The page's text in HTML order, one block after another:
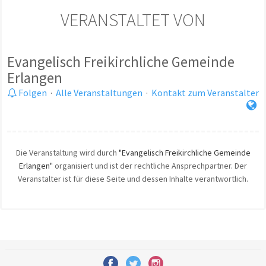
VERANSTALTET VON
Evangelisch Freikirchliche Gemeinde
Erlangen
Folgen · Alle Veranstaltungen · Kontakt zum Veranstalter
Die Veranstaltung wird durch "Evangelisch Freikirchliche Gemeinde
Erlangen" organisiert und ist der rechtliche Ansprechpartner. Der
Veranstalter ist für diese Seite und dessen Inhalte verantwortlich.